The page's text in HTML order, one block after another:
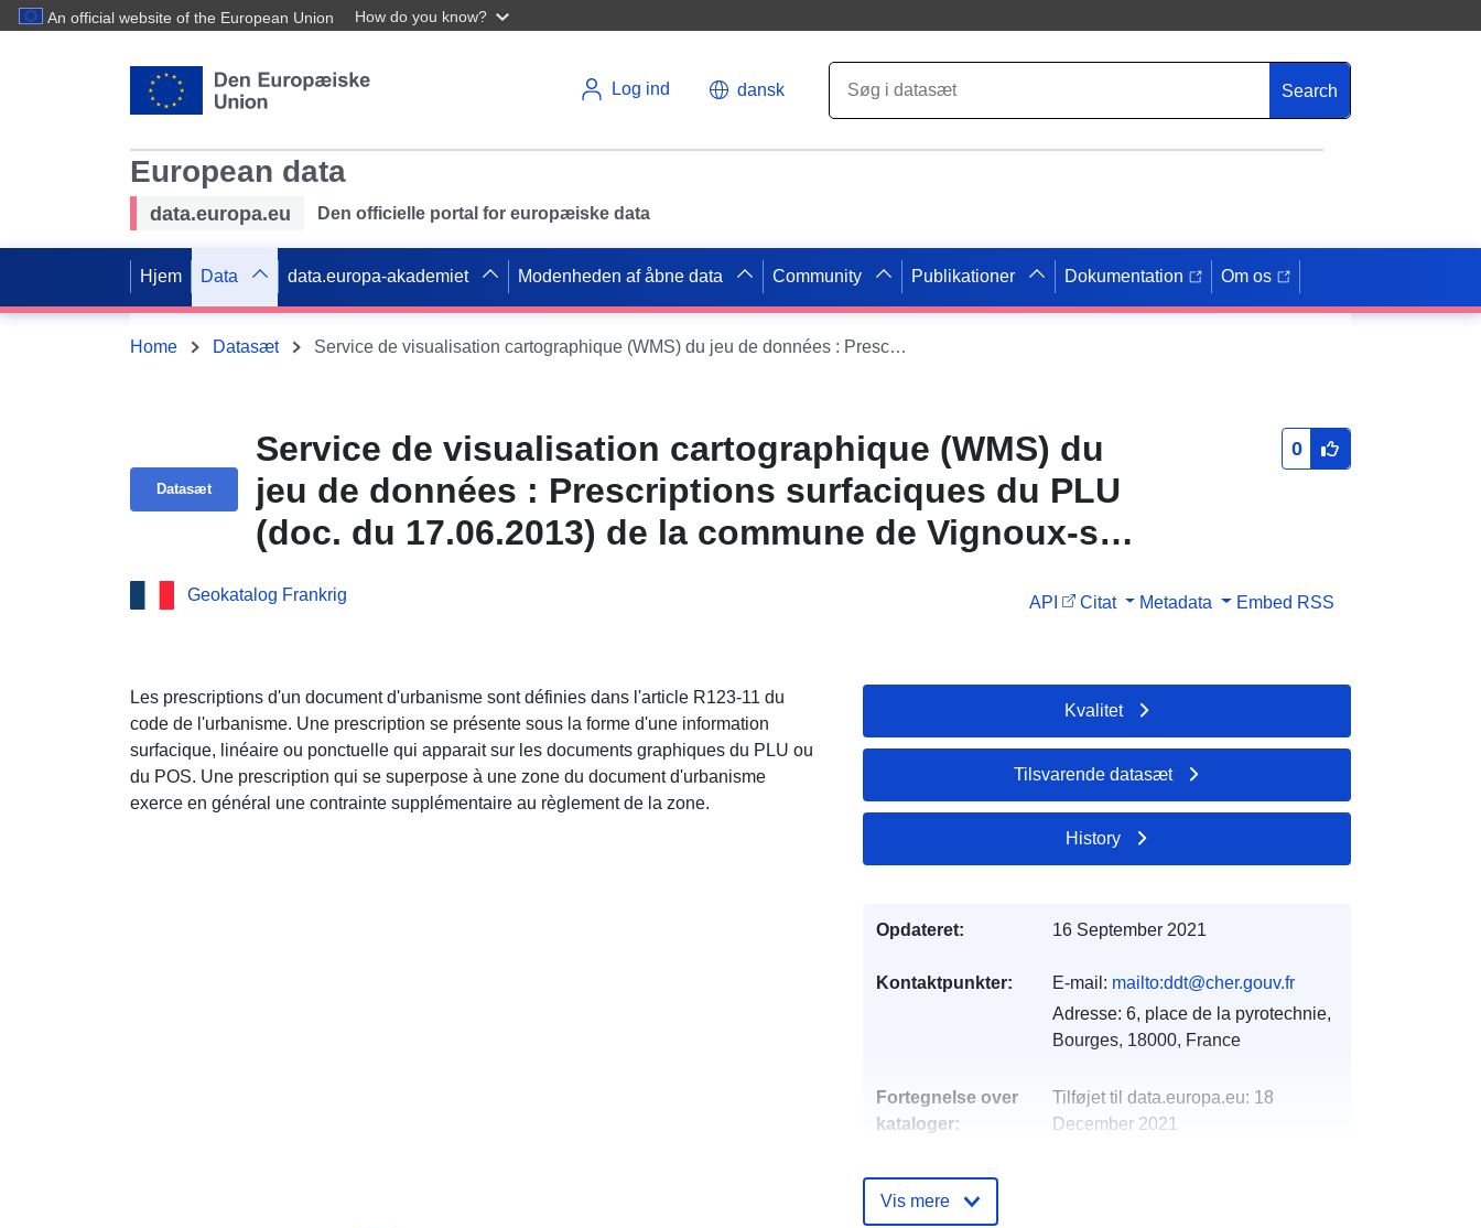
An official website of the European Union How do you know?
Log ind dansk Search
European data
data.europa.eu Den officielle portal for europæiske data
Hjem Data data.europa-akademiet Modenheden af åbne data Community Publikationer Dokumentation Om os
Home Datasæt Service de visualisation cartographique (WMS) du jeu de données : Prescriptions surfaciques du PLU (doc. du 17.06.2013) de la commune de Vignoux-sur-Barangeon
Datasæt
Service de visualisation cartographique (WMS) du
jeu de données : Prescriptions surfaciques du PLU
(doc. du 17.06.2013) de la commune de Vignoux-sur-
0
Geokatalog Frankrig API Citat Metadata Embed RSS
Les prescriptions d'un document d'urbanisme sont définies dans l'article R123-11 du
code de l'urbanisme. Une prescription se présente sous la forme d'une information
surfacique, linéaire ou ponctuelle qui apparait sur les documents graphiques du PLU ou
du POS. Une prescription qui se superpose à une zone du document d'urbanisme
exerce en général une contrainte supplémentaire au règlement de la zone.
Kvalitet
Tilsvarende datasæt
History
Opdateret: 16 September 2021
Kontaktpunkter: E-mail: mailto:ddt@cher.gouv.fr
Adresse: 6, place de la pyrotechnie,
Bourges, 18000, France
Fortegnelse over
kataloger:
Tilføjet til data.europa.eu: 18
December 2021
Vis mere